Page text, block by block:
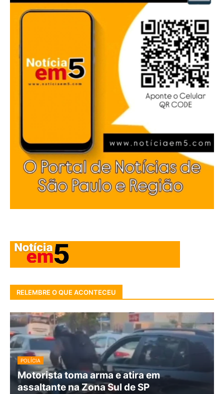
RELEMBRE O QUE ACONTECEU
POLÍCIA
Motorista toma arma e atira em
assaltante na Zona Sul de SP